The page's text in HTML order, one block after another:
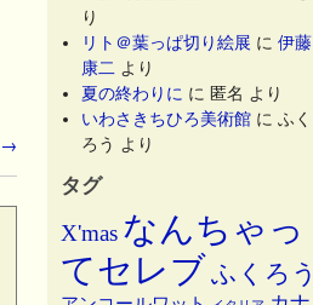
→
り
リト＠葉っぱ切り絵展 に伊藤
康二 より
夏の終わりに に匿名 より
いわさきちひろ美術館 にふく
ろう より
タグ
X'mas なんちゃっ
てセレブ ふくろう